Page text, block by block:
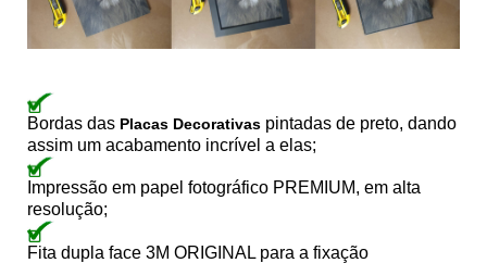
Bordas das Placas Decorativas pintadas de preto, dando
assim um acabamento incrível a elas;
Impressão em papel fotográfico PREMIUM, em alta
resolução;
Fita dupla face 3M ORIGINAL para a fixação